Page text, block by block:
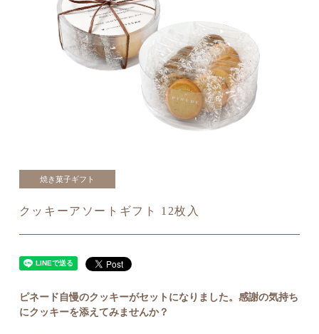
焼き菓子ギフト
クッキーアソートギフト 12枚入
ピネード自慢のクッキーがセットになりました。感謝の気持ち
にクッキーを添えてみませんか？